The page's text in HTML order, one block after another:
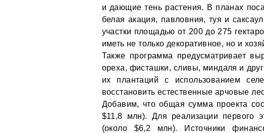
и дающие тень растения. В планах
белая акация, павловния, туя и
участки площадью от 200 до 275
иметь не только декоративное, но и
Также программа предусматривает
ореха, фисташки, сливы, миндаля и
их плантаций с использованием
восстановить естественные арчовые
Добавим, что общая сумма проекта
$11,8 млн). Для реализации первого
(около $6,2 млн). Источники